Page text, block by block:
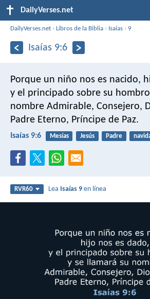
DailyVerses.net
DailyVerses.net ›Libros de la Biblia › Isaías › 9
Isaías 9:6
Porque un niño nos es nacido,
y el principado sobre su
nombre Admirable, Consejero,
Padre Eterno, Príncipe de Paz.
Isaías 9:6 Mesías Jesús Padre
RVR60 Lea Isaías 9 en línea